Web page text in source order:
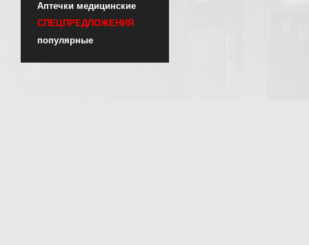
Аптечки медицинские
СПЕЦПРЕДЛОЖЕНИЯ
популярные